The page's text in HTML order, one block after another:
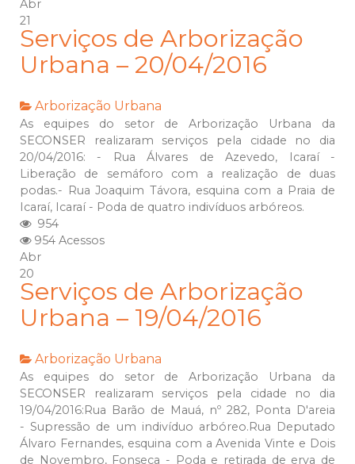
Abr
21
Serviços de Arborização
Urbana – 20/04/2016
Arborização Urbana
As equipes do setor de Arborização Urbana da
SECONSER realizaram serviços pela cidade no dia
20/04/2016: - Rua Álvares de Azevedo, Icaraí -
Liberação de semáforo com a realização de duas
podas.- Rua Joaquim Távora, esquina com a Praia de
Icaraí, Icaraí - Poda de quatro indivíduos arbóreos.
954
954 Acessos
Abr
20
Serviços de Arborização
Urbana – 19/04/2016
Arborização Urbana
As equipes do setor de Arborização Urbana da
SECONSER realizaram serviços pela cidade no dia
19/04/2016:Rua Barão de Mauá, nº 282, Ponta D'areia
- Supressão de um indivíduo arbóreo.Rua Deputado
Álvaro Fernandes, esquina com a Avenida Vinte e Dois
de Novembro, Fonseca - Poda e retirada de erva de